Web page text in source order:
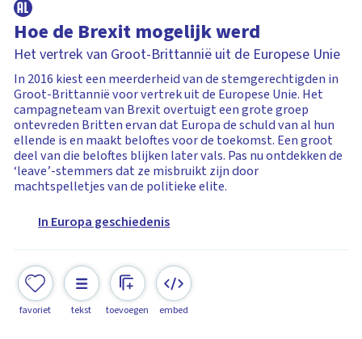
Hoe de Brexit mogelijk werd
Het vertrek van Groot-Brittannië uit de Europese Unie
In 2016 kiest een meerderheid van de stemgerechtigden in
Groot-Brittannië voor vertrek uit de Europese Unie. Het
campagneteam van Brexit overtuigt een grote groep
ontevreden Britten ervan dat Europa de schuld van al hun
ellende is en maakt beloftes voor de toekomst. Een groot
deel van die beloftes blijken later vals. Pas nu ontdekken de
‘leave’-stemmers dat ze misbruikt zijn door
machtspelletjes van de politieke elite.
In Europa geschiedenis
favoriet tekst toevoegen embed